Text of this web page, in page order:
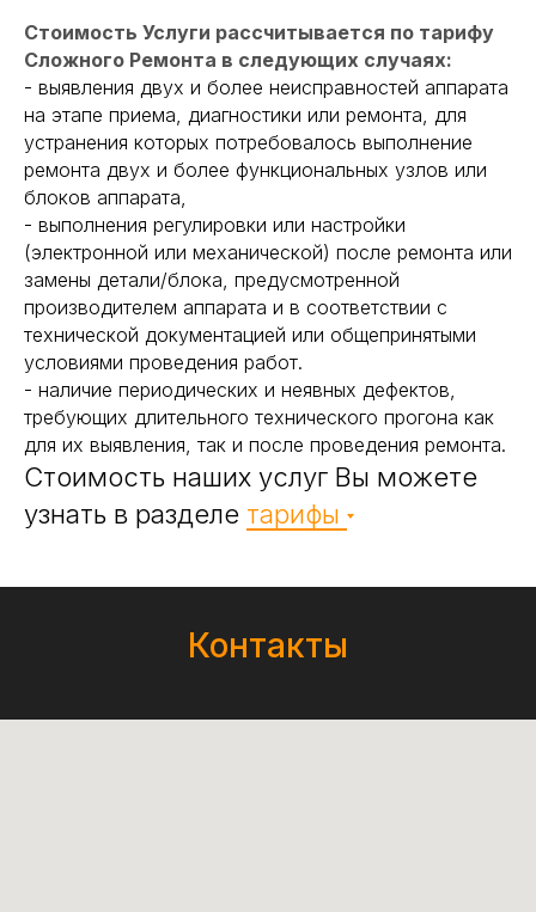
Стоимость Услуги рассчитывается по тарифу
Сложного Ремонта в следующих случаях:
- выявления двух и более неисправностей аппарата
на этапе приема, диагностики или ремонта, для
устранения которых потребовалось выполнение
ремонта двух и более функциональных узлов или
блоков аппарата,
- выполнения регулировки или настройки
(электронной или механической) после ремонта или
замены детали/блока, предусмотренной
производителем аппарата и в соответствии с
технической документацией или общепринятыми
условиями проведения работ.
- наличие периодических и неявных дефектов,
требующих длительного технического прогона как
для их выявления, так и после проведения ремонта.
Стоимость наших услуг Вы можете
узнать в разделе тарифы
Контакты